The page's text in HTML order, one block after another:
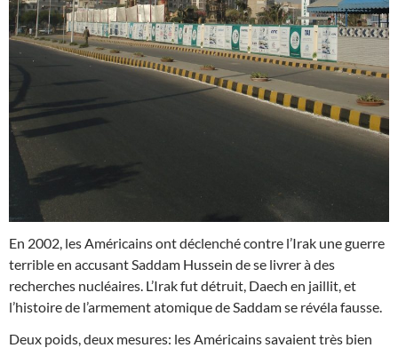
En 2002, les Américains ont déclenché contre l’Irak une guerre
terrible en accusant Saddam Hussein de se livrer à des
recherches nucléaires. L’Irak fut détruit, Daech en jaillit, et
l’histoire de l’armement atomique de Saddam se révéla fausse.
Deux poids, deux mesures: les Américains savaient très bien